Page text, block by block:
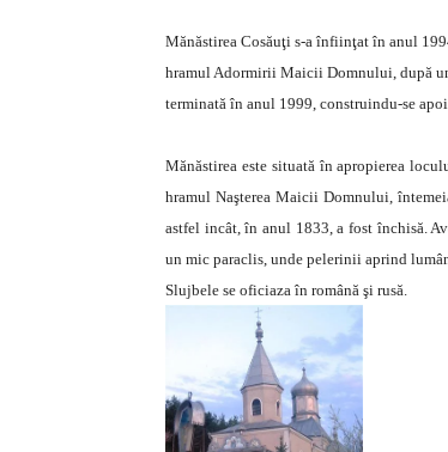
Mănăstirea Cosăuţi s-a înfiinţat în anul
hramul Adormirii Maicii Domnului, după
terminată în anul 1999, construindu-se
Mănăstirea este situată în apropierea
hramul Naşterea Maicii Domnului,
astfel incât, în anul 1833, a fost închisă.
un mic paraclis, unde pelerinii aprind
Slujbele se oficiaza în română şi rusă.